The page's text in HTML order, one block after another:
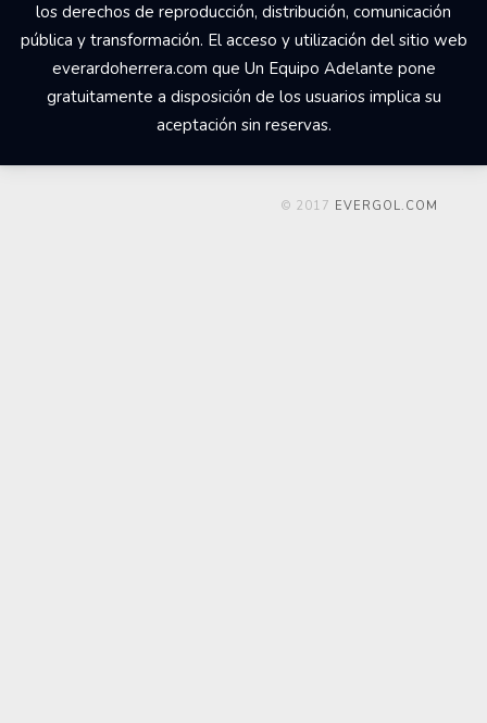
los derechos de reproducción, distribución, comunicación
pública y transformación. El acceso y utilización del sitio web
everardoherrera.com que Un Equipo Adelante pone
gratuitamente a disposición de los usuarios implica su
aceptación sin reservas.
© 2017 EVERGOL.COM